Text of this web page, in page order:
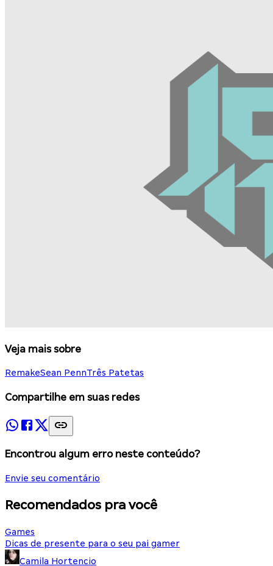
Veja mais sobre
RemakeSean PennTrês Patetas
Compartilhe em suas redes
Encontrou algum erro neste conteúdo?
Envie seu comentário
Recomendados pra você
Games
Dicas de presente para o seu pai gamer
Camila Hortencio